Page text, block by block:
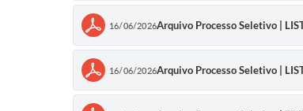
16/06/2026Arquivo Processo Seletivo |
16/06/2026Arquivo Processo Seletivo |